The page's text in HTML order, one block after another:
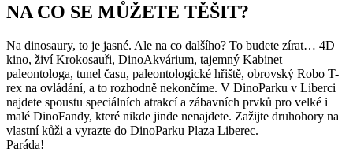
NA CO SE MŮŽETE TĚŠIT?
Na dinosaury, to je jasné. Ale na co dalšího? To budete zírat… 4D
kino, živí Krokosauři, DinoAkvárium, tajemný Kabinet
paleontologa, tunel času, paleontologické hřiště, obrovský Robo T-
rex na ovládání, a to rozhodně nekončíme. V DinoParku v Liberci
najdete spoustu speciálních atrakcí a zábavních prvků pro velké i
malé DinoFandy, které nikde jinde nenajdete. Zažijte druhohory na
vlastní kůži a vyrazte do DinoParku Plaza Liberec.
Paráda!